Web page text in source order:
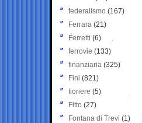
federalismo (167)
Ferrara (21)
Ferretti (6)
ferrovie (133)
finanziaria (325)
Fini (821)
fioriere (5)
Fitto (27)
Fontana di Trevi (1)